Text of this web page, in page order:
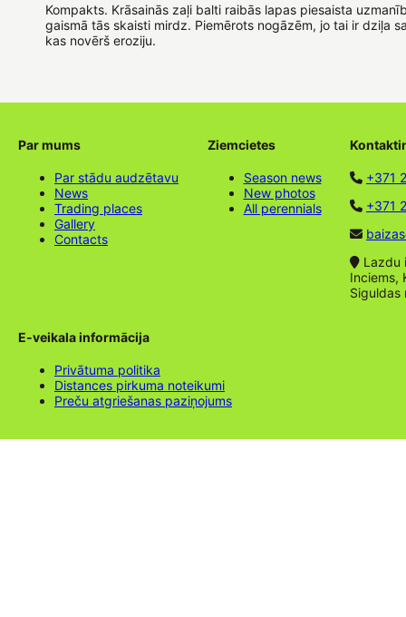
Kompakts. Krāsainās zaļi balti raibās lapas piesaista
gaismā tās skaisti mirdz. Piemērots nogāzēm, jo ​​tai ir dziļa
kas novērš eroziju.
Par mums
Par stādu audzētavu
News
Trading places
Gallery
Contacts
Ziemcietes
Season news
New photos
All perennials
+371
+371
Lazdu
Inciems,
Siguldas
E-veikala informācija
Privātuma politika
Distances pirkuma noteikumi
Preču atgriešanas paziņojums